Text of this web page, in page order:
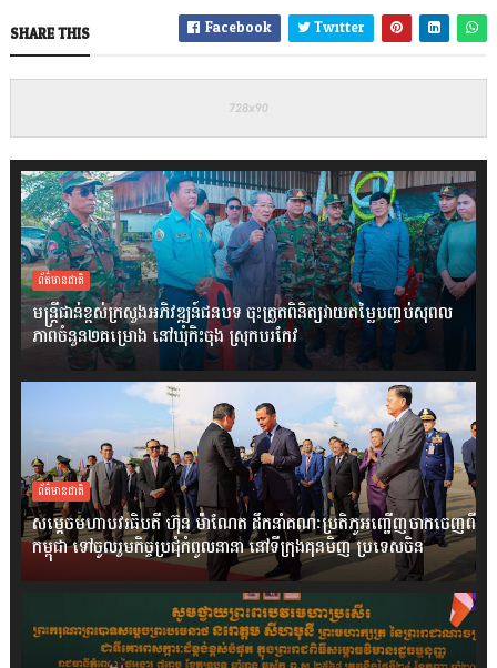
SHARE THIS Facebook Twitter
ព័ត៌មានជាតិ
មន្ត្រីជាន់ខ្ពស់ក្រសួងអភិវឌ្ឍន៍ជនបទ ចុះត្រួតពិនិត្យវាយតម្លៃបញ្ចប់សុពល
ភាពចំនួន២គម្រោង នៅឃុំកិះចុង ស្រុកបរកែវ
ព័ត៌មានជាតិ
សម្តេចមហាបវរធិបតី ហ៊ុន ម៉ាណែត ដឹកនាំគណៈប្រតិភូអញ្ជើញចាកចេញពី
កម្ពុជា ទៅចូលរួមកិច្ចប្រជុំកំពូលនានា នៅទីក្រុងគុនមិញ ប្រទេសចិន